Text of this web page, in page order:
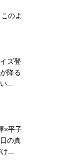
のよ
ズ登
降る
...
×平子
の真
...